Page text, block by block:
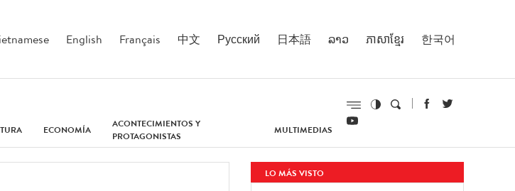
English Français 中文 Русский 日本語 ລາວ ភាសាខ្មែរ 한국어
ECONOMÍA
ACONTECIMIENTOS Y
PROTAGONISTAS
MULTIMEDIAS
LO MÁS VISTO